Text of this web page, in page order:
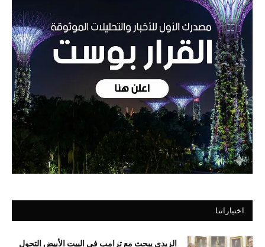
اختياراتنا
الزيدي يبحث مع ترامب في البيت الأبيض التحول